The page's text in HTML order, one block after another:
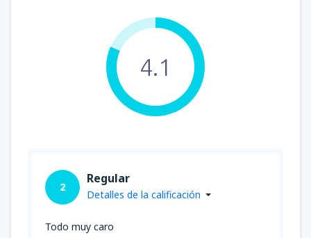
4.1
2
Regular
Detalles de la calificación
Todo muy caro